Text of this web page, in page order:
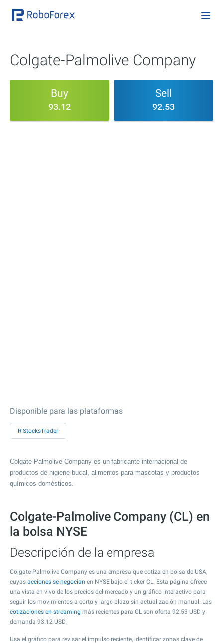
Colgate-Palmolive Company
Buy
93.12
Sell
92.53
Disponible para las plataformas
R StocksTrader
Colgate-Palmolive Company es un fabricante internacional de
productos de higiene bucal, alimentos para mascotas y productos
químicos domésticos.
Colgate-Palmolive Company (CL) en
la bolsa NYSE
Descripción de la empresa
Colgate-Palmolive Company es una empresa que cotiza en bolsa de USA,
cuyas acciones se negocian en NYSE bajo el ticker CL. Esta página ofrece
una vista en vivo de los precios del mercado y un gráfico interactivo para
seguir los movimientos a corto y largo plazo sin actualización manual. Las
cotizaciones en streaming más recientes para CL son oferta 92.53 USD y
demanda 93.12 USD.
Usa el gráfico para revisar el impulso reciente, identificar zonas clave de